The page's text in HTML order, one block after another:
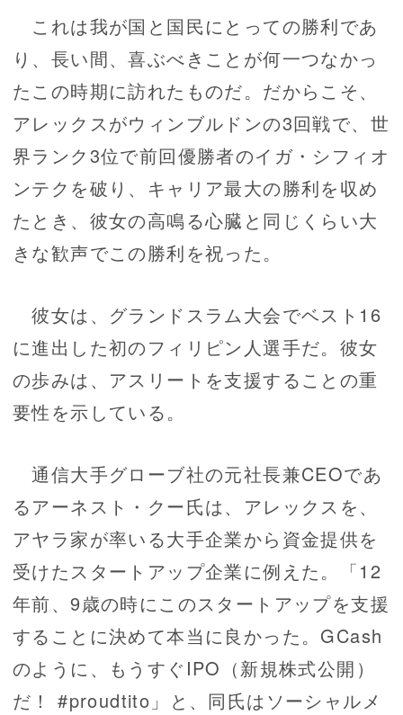
これは我が国と国民にとっての勝利であ
り、長い間、喜ぶべきことが何一つなかっ
たこの時期に訪れたものだ。だからこそ、
アレックスがウィンブルドンの3回戦で、世
界ランク3位で前回優勝者のイガ・シフィオ
ンテクを破り、キャリア最大の勝利を収め
たとき、彼女の高鳴る心臓と同じくらい大
きな歓声でこの勝利を祝った。
彼女は、グランドスラム大会でベスト16
に進出した初のフィリピン人選手だ。彼女
の歩みは、アスリートを支援することの重
要性を示している。
通信大手グローブ社の元社長兼CEOであ
るアーネスト・クー氏は、アレックスを、
アヤラ家が率いる大手企業から資金提供を
受けたスタートアップ企業に例えた。「12
年前、9歳の時にこのスタートアップを支援
することに決めて本当に良かった。GCash
のように、もうすぐIPO（新規株式公開）
だ！ #proudtito」と、同氏はソーシャルメ